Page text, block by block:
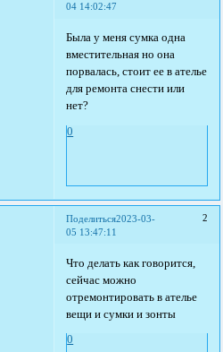
04 14:02:47
Была у меня сумка одна
вместительная но она
порвалась, стоит ее в ателье
для ремонта снести или
нет?
0
Поделиться 2
2023-03-
05 13:47:11
Что делать как говорится,
сейчас можно
отремонтировать в ателье
вещи и сумки и зонты
0